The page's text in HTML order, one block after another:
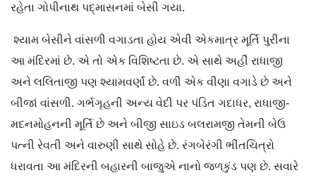
રહેતા ગોપીનાથ પદ્‍માસનમાં બેસી ગયા.
શ્યામ બેસીને વાંસળી વગાડતા હોય એવી એકમાત્ર મૂર્તિ પુરીના
આ મંદિરમાં છે. એ તો એક વિશિષ્ટતા છે. એ સાથે અહીં રાધાજી
અને લલિતાજી પણ શ્યામવર્ણાં છે. વળી એક વીણા વગાડે છે અને
બીજાં વાંસળી. ગર્ભગૃહની અન્ય વેદી પર પંડિત ગદાધર, રાધાજી-
મદનમોહનની મૂર્તિ છે અને બીજી સાઇડ બલરામજી તેમની બેઉ
પત્ની રેવતી અને વારુણી સાથે સોહે છે. રંગબેરંગી ભીંતચિત્રો
ધરાવતા આ મંદિરની બહારની બાજુએ નાનો જળકુંડ પણ છે. સવારે